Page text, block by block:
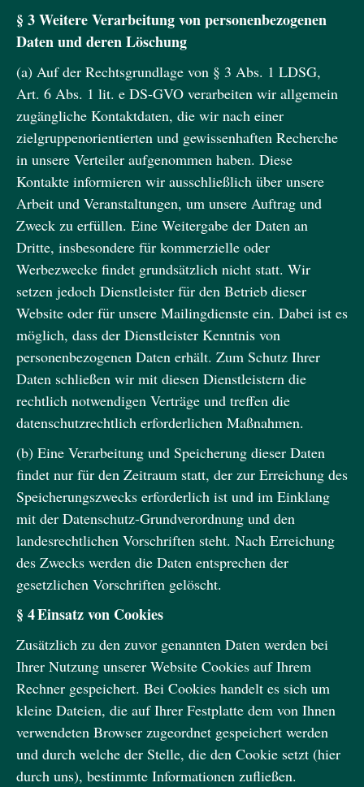
§ 3 Weitere Verarbeitung von personenbezogenen
Daten und deren Löschung
(a) Auf der Rechtsgrundlage von § 3 Abs. 1 LDSG,
Art. 6 Abs. 1 lit. e DS-GVO verarbeiten wir allgemein
zugängliche Kontaktdaten, die wir nach einer
zielgruppenorientierten und gewissenhaften Recherche
in unsere Verteiler aufgenommen haben. Diese
Kontakte informieren wir ausschließlich über unsere
Arbeit und Veranstaltungen, um unsere Auftrag und
Zweck zu erfüllen. Eine Weitergabe der Daten an
Dritte, insbesondere für kommerzielle oder
Werbezwecke findet grundsätzlich nicht statt. Wir
setzen jedoch Dienstleister für den Betrieb dieser
Website oder für unsere Mailingdienste ein. Dabei ist es
möglich, dass der Dienstleister Kenntnis von
personenbezogenen Daten erhält. Zum Schutz Ihrer
Daten schließen wir mit diesen Dienstleistern die
rechtlich notwendigen Verträge und treffen die
datenschutzrechtlich erforderlichen Maßnahmen.
(b) Eine Verarbeitung und Speicherung dieser Daten
findet nur für den Zeitraum statt, der zur Erreichung des
Speicherungszwecks erforderlich ist und im Einklang
mit der Datenschutz-Grundverordnung und den
landesrechtlichen Vorschriften steht. Nach Erreichung
des Zwecks werden die Daten entsprechen der
gesetzlichen Vorschriften gelöscht.
§ 4 Einsatz von Cookies
Zusätzlich zu den zuvor genannten Daten werden bei
Ihrer Nutzung unserer Website Cookies auf Ihrem
Rechner gespeichert. Bei Cookies handelt es sich um
kleine Dateien, die auf Ihrer Festplatte dem von Ihnen
verwendeten Browser zugeordnet gespeichert werden
und durch welche der Stelle, die den Cookie setzt (hier
durch uns), bestimmte Informationen zufließen.